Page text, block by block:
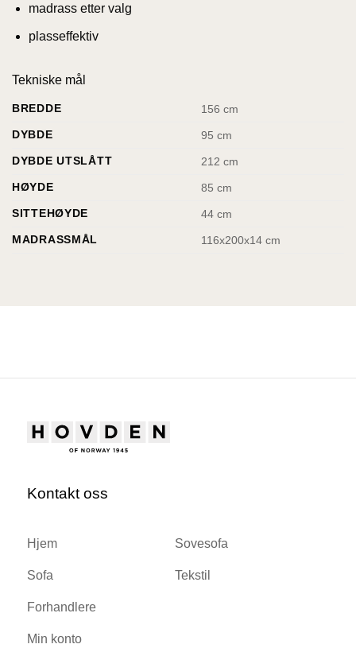
madrass etter valg
plasseffektiv
Tekniske mål
BREDDE
156 cm
DYBDE
95 cm
DYBDE UTSLÅTT
212 cm
HØYDE
85 cm
SITTEHØYDE
44 cm
MADRASSMÅL
116x200x14 cm
Kontakt oss
Hjem
Sofa
Sovesofa
Tekstil
Forhandlere
Min konto